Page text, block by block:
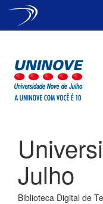
Julho
Biblioteca Digital de